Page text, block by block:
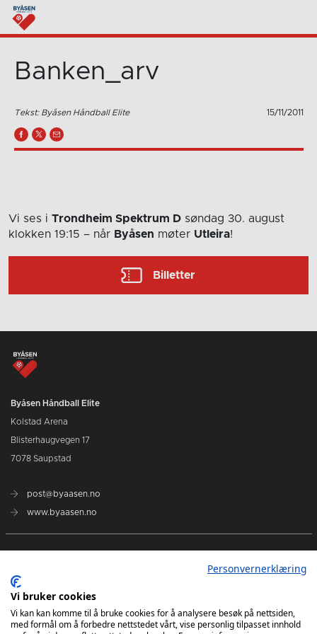
Banken_arv
Tekst: Byåsen Håndball Elite 15/11/2011
Vi ses i Trondheim Spektrum D søndag 30. august
klokken 19:15 – når Byåsen møter Utleira!
Billetter
Byåsen Håndball Elite
Kolstad Arena
Blisterhaugvegen 17
7078 Saupstad
post@byaasen.no
www.byaasen.no
Kommende kamper
Kontakt oss
Personvernerklæring
Vi bruker cookies
Vi kan kan komme til å bruke cookies for å analysere besøk på nettsiden,
med formål om å forbedre nettstedet vårt, vise personlig tilpasset innhold